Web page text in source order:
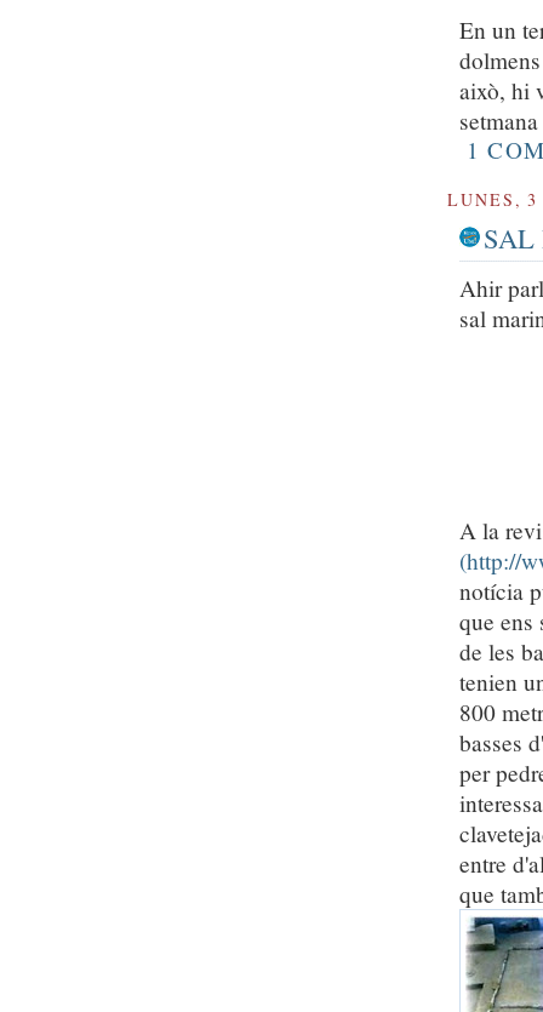
En un
això, hi
1
LUNES,
SAL
Ahir
sal
A la
(http://
notícia
que ens
de les
tenien
800
basses
per
entre
que